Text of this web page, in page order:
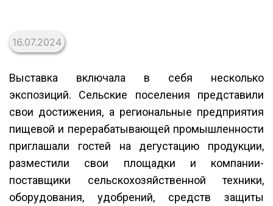
16.07.2024
Выставка включала в себя несколько
экспозиций. Сельские поселения представили
свои достижения, а региональные предприятия
пищевой и перерабатывающей промышленности
приглашали гостей на дегустацию продукции,
разместили свои площадки и компании-
поставщики сельскохозяйственной техники,
оборудования, удобрений, средств защиты